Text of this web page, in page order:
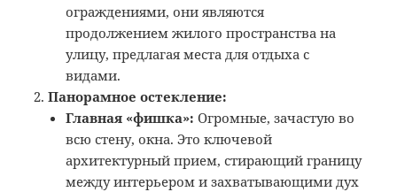
ограждениями, они являются
продолжением жилого пространства на
улицу, предлагая места для отдыха с
видами.
Панорамное остекление:
Главная «фишка»: Огромные, зачастую во
всю стену, окна. Это ключевой
архитектурный прием, стирающий границу
между интерьером и захватывающими дух